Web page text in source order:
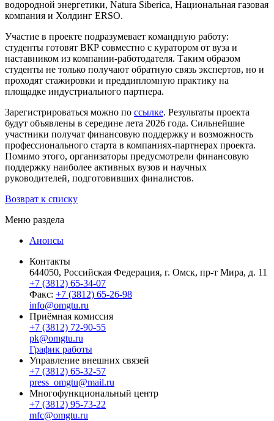
водородной энергетики, Natura Siberica, Национальная газовая
компания и Холдинг ERSO.
Участие в проекте подразумевает командную работу:
студенты готовят ВКР совместно с куратором от вуза и
наставником из компании-работодателя. Таким образом
студенты не только получают обратную связь экспертов, но и
проходят стажировки и преддипломную практику на
площадке индустриального партнера.
Зарегистрироваться можно по ссылке. Результаты проекта
будут объявлены в середине лета 2026 года. Сильнейшие
участники получат финансовую поддержку и возможность
профессионального старта в компаниях-партнерах проекта.
Помимо этого, организаторы предусмотрели финансовую
поддержку наиболее активных вузов и научных
руководителей, подготовивших финалистов.
Возврат к списку
Меню раздела
Анонсы
Контакты
644050, Российская Федерация, г. Омск, пр-т Мира, д. 11
+7 (3812) 65-34-07
Факс: +7 (3812) 65-26-98
info@omgtu.ru
Приёмная комиссия
+7 (3812) 72-90-55
pk@omgtu.ru
График работы
Управление внешних связей
+7 (3812) 65-32-57
press_omgtu@mail.ru
Многофункциональный центр
+7 (3812) 95-73-22
mfc@omgtu.ru